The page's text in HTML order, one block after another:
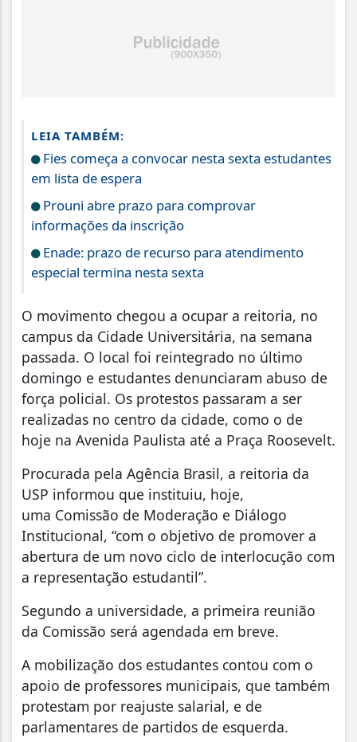
LEIA TAMBÉM:
Fies começa a convocar nesta sexta estudantes
em lista de espera
Prouni abre prazo para comprovar
informações da inscrição
Enade: prazo de recurso para atendimento
especial termina nesta sexta
O movimento chegou a ocupar a reitoria, no
campus da Cidade Universitária, na semana
passada. O local foi reintegrado no último
domingo e estudantes denunciaram abuso de
força policial. Os protestos passaram a ser
realizadas no centro da cidade, como o de
hoje na Avenida Paulista até a Praça Roosevelt.
Procurada pela Agência Brasil, a reitoria da
USP informou que instituiu, hoje,
uma Comissão de Moderação e Diálogo
Institucional, “com o objetivo de promover a
abertura de um novo ciclo de interlocução com
a representação estudantil”.
Segundo a universidade, a primeira reunião
da Comissão será agendada em breve.
A mobilização dos estudantes contou com o
apoio de professores municipais, que também
protestam por reajuste salarial, e de
parlamentares de partidos de esquerda.